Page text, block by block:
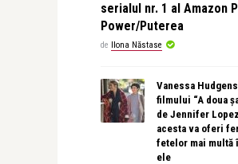
serialul nr. 1 al Amazon
Power/Puterea
de Ilona Năstase
Vanessa
filmului “A doua
de Jennifer
acesta va oferi
fetelor mai multă
ele